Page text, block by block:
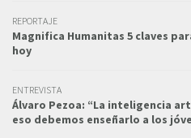
REPORTAJE
Magnifica Humanitas 5 claves
hoy
ENTREVISTA
Álvaro Pezoa: “La inteligencia
eso debemos enseñarlo a los